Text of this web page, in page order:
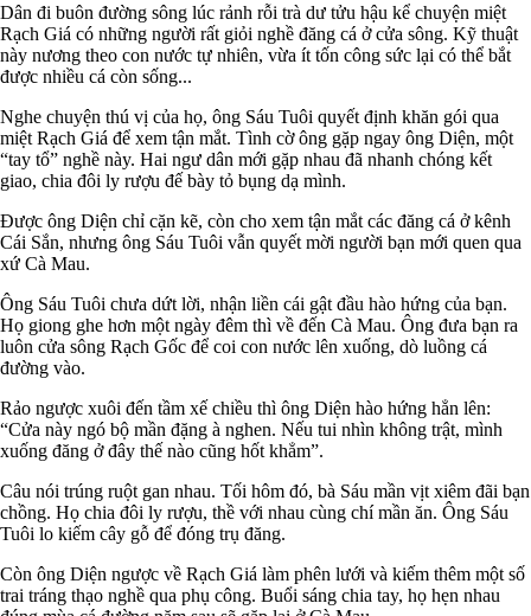
Dân đi buôn đường sông lúc rảnh rỗi trà dư tửu hậu kể chuyện miệt
Rạch Giá có những người rất giỏi nghề đăng cá ở cửa sông. Kỹ thuật
này nương theo con nước tự nhiên, vừa ít tốn công sức lại có thể bắt
được nhiều cá còn sống...
Nghe chuyện thú vị của họ, ông Sáu Tuôi quyết định khăn gói qua
miệt Rạch Giá để xem tận mắt. Tình cờ ông gặp ngay ông Diện, một
“tay tổ” nghề này. Hai ngư dân mới gặp nhau đã nhanh chóng kết
giao, chia đôi ly rượu đế bày tỏ bụng dạ mình.
Được ông Diện chỉ cặn kẽ, còn cho xem tận mắt các đăng cá ở kênh
Cái Sắn, nhưng ông Sáu Tuôi vẫn quyết mời người bạn mới quen qua
xứ Cà Mau.
Ông Sáu Tuôi chưa dứt lời, nhận liền cái gật đầu hào hứng của bạn.
Họ giong ghe hơn một ngày đêm thì về đến Cà Mau. Ông đưa bạn ra
luôn cửa sông Rạch Gốc để coi con nước lên xuống, dò luồng cá
đường vào.
Rảo ngược xuôi đến tầm xế chiều thì ông Diện hào hứng hẳn lên:
“Cửa này ngó bộ mần đặng à nghen. Nếu tui nhìn không trật, mình
xuống đăng ở đây thế nào cũng hốt khẳm”.
Câu nói trúng ruột gan nhau. Tối hôm đó, bà Sáu mần vịt xiêm đãi bạn
chồng. Họ chia đôi ly rượu, thề với nhau cùng chí mần ăn. Ông Sáu
Tuôi lo kiếm cây gỗ để đóng trụ đăng.
Còn ông Diện ngược về Rạch Giá làm phên lưới và kiếm thêm một số
trai tráng thạo nghề qua phụ công. Buổi sáng chia tay, họ hẹn nhau